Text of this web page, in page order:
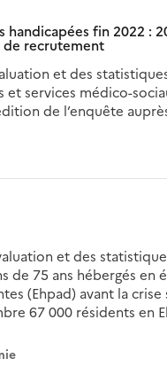
handicapées fin 2022 :
recrutement
et des
services médico-
de l’enquête
et des
de 75 ans hébergés en
(Ehpad) avant la
67 000 résidents en